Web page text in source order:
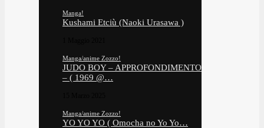
Manga!
Kushami Etciù (Naoki Urasawa )
Manga/anime Zozzo!
JUDO BOY – APPROFONDIMENTO
– ( 1969 @…
Manga/anime Zozzo!
YO YO YO ( Omocha no Yo Yo…